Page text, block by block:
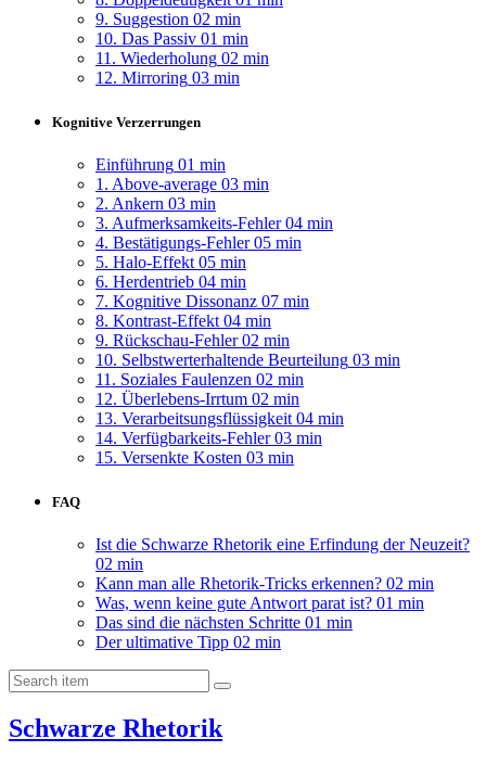
9. Suggestion 02 min
10. Das Passiv 01 min
11. Wiederholung 02 min
12. Mirroring 03 min
Kognitive Verzerrungen
Einführung 01 min
1. Above-average 03 min
2. Ankern 03 min
3. Aufmerksamkeits-Fehler 04 min
4. Bestätigungs-Fehler 05 min
5. Halo-Effekt 05 min
6. Herdentrieb 04 min
7. Kognitive Dissonanz 07 min
8. Kontrast-Effekt 04 min
9. Rückschau-Fehler 02 min
10. Selbstwerterhaltende Beurteilung 03 min
11. Soziales Faulenzen 02 min
12. Überlebens-Irrtum 02 min
13. Verarbeitsungsflüssigkeit 04 min
14. Verfügbarkeits-Fehler 03 min
15. Versenkte Kosten 03 min
FAQ
Ist die Schwarze Rhetorik eine Erfindung der Neuzeit?
02 min
Kann man alle Rhetorik-Tricks erkennen? 02 min
Was, wenn keine gute Antwort parat ist? 01 min
Das sind die nächsten Schritte 01 min
Der ultimative Tipp 02 min
Schwarze Rhetorik